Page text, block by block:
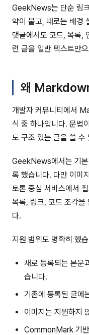
GeekNews는 단순 링
약이 붙고, 때로는 배경
댓글에서도 코드, 목록,
런 글을 일반 텍스트만
왜
개발자 커뮤니티에서
식 중 하나입니다. 문법
도 구조 있는 글을 쓸 수
GeekNews에서는 기
록 했습니다. 다만 이미
토론 중심 서비스에서
목록, 링크, 코드 조각을
다.
지원 범위도 명확히 했
새로 등록되는 본문
습니다.
기존에 등록된 글에
이미지는 지원하지
CommonMark 기